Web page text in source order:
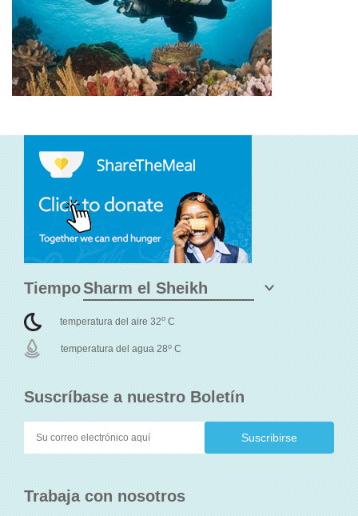
Suscríbase a nuestro Boletín
Trabaja con nosotros
Tiempo
temperatura del aire 32o C
temperatura del agua 28o C